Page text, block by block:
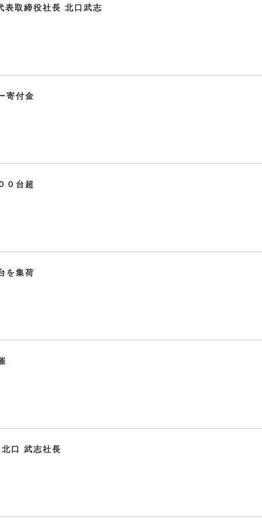
表取締役社長 北口武志
寄付金
０台超
を集荷
口 武志社長